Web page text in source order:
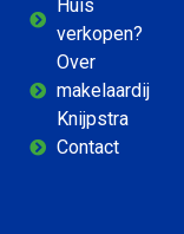
Huis
verkopen?
Over
makelaardij
Knijpstra
Contact